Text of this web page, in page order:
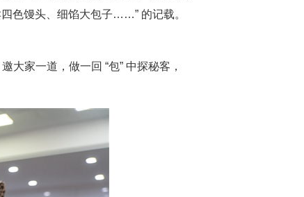
色馒头、细馅大包子……” 的记载。
大家一道，做一回 “包” 中探秘客，